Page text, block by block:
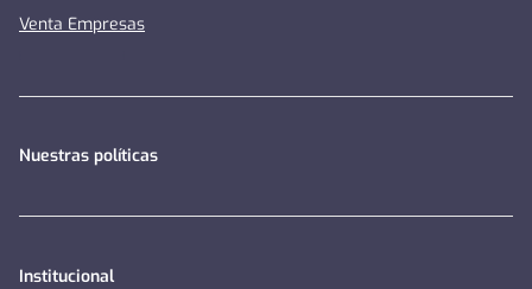
Venta Empresas
Nuestras políticas
Institucional